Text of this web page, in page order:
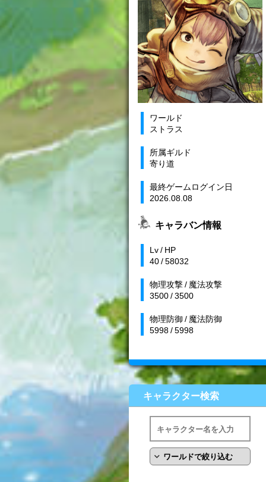
ワールド
ストラス
所属ギルド
寄り道
最終ゲームログイン日
2026.08.08
キャラバン情報
Lv / HP
40 / 58032
物理攻撃 / 魔法攻撃
3500 / 3500
物理防御 / 魔法防御
5998 / 5998
キャラクター検索